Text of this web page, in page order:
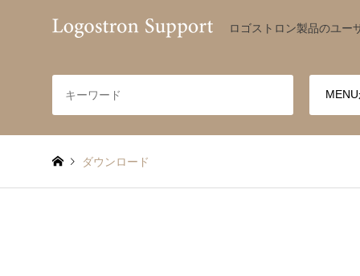
ロゴストロン製品のユー
ダウンロード